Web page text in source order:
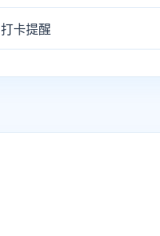
打卡提醒